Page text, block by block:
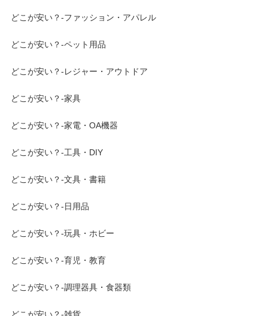
どこが安い？-ファッション・アパレル
どこが安い？-ペット用品
どこが安い？-レジャー・アウトドア
どこが安い？-家具
どこが安い？-家電・OA機器
どこが安い？-工具・DIY
どこが安い？-文具・書籍
どこが安い？-日用品
どこが安い？-玩具・ホビー
どこが安い？-育児・教育
どこが安い？-調理器具・食器類